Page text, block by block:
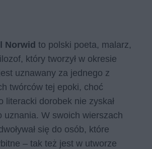
Norwid to polski poeta, malarz,
który tworzył w okresie
uznawany za jednego z
twórców tej epoki, choć
literacki dorobek nie zyskał
uznania. W swoich wierszach
się do osób, które
– tak też jest w utworze